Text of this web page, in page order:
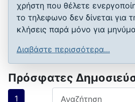
χρήστη που θέλετε
το τηλεφωνο δεν δίνεται για
κλήσεις παρά μόνο για
Διαβάστε περισσότερα...
Πρόσφατες
1